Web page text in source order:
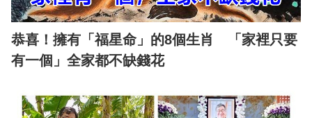
恭喜！擁有「福星命」的8個生肖 「家裡只要
有一個」全家都不缺錢花